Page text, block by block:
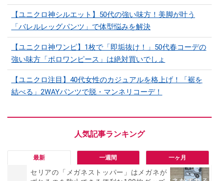
【ユニクロ神シルエット】50代の強い味方！美脚が叶う
「バレルレッグパンツ」で体型悩みを解決
【ユニクロ神ワンピ】1枚で「即垢抜け！」50代春コーデの
強い味方「ポロワンピース」は絶対買いでしょ
【ユニクロ注目】40代女性のカジュアルを格上げ！「裾を
結べる」2WAYパンツで脱・マンネリコーデ！
最新 一週間 一ヶ月
セリアの「メガネストッパー」はメガネが